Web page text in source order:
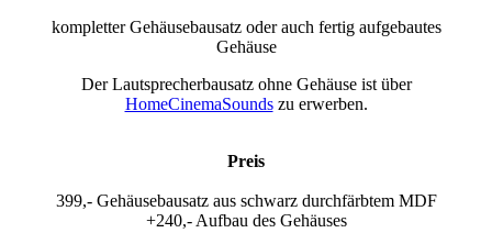
kompletter Gehäusebausatz oder auch fertig aufgebautes
Gehäuse
Der Lautsprecherbausatz ohne Gehäuse ist über
HomeCinemaSoundszu erwerben.
Preis
399,- Gehäusebausatz aus schwarz durchfärbtem MDF
+240,- Aufbau des Gehäuses